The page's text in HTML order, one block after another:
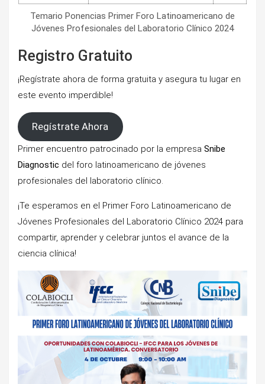
Temario Ponencias Primer Foro Latinoamericano de
Jóvenes Profesionales del Laboratorio Clínico 2024
Registro Gratuito
¡Regístrate ahora de forma gratuita y asegura tu lugar en
este evento imperdible!
Regístrate Ahora
Primer encuentro patrocinado por la empresa Snibe
Diagnostic del foro latinoamericano de jóvenes
profesionales del laboratorio clínico.
¡Te esperamos en el Primer Foro Latinoamericano de
Jóvenes Profesionales del Laboratorio Clínico 2024 para
compartir, aprender y celebrar juntos el avance de la
ciencia clínica!